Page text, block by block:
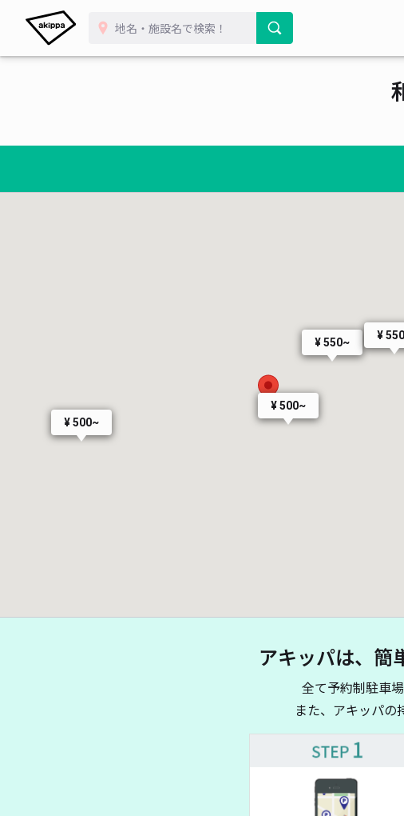
¥ 550~
¥ 500~
¥
¥ 500~
アキッパは、簡
全て予約制駐車
また、アキッパの